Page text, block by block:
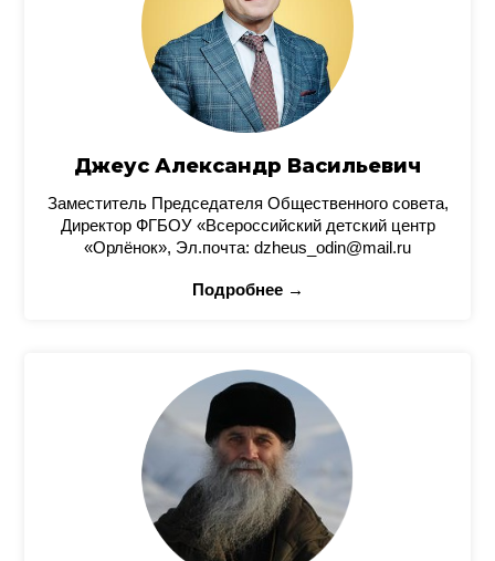
Джеус Александр Васильевич
Заместитель Председателя Общественного совета,
Директор ФГБОУ «Всероссийский детский центр
«Орлёнок», Эл.почта: dzheus_odin@mail.ru
Подробнее →